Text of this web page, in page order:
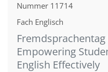
Nummer 11714
Fach Englisch
Empowering
English Effectively